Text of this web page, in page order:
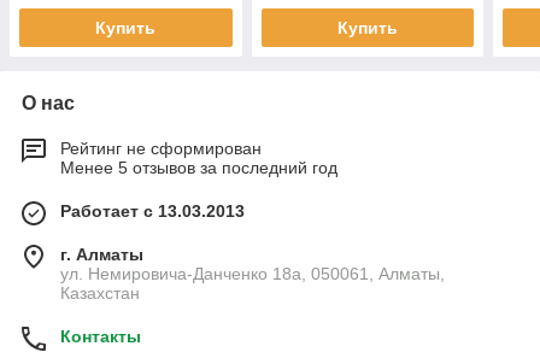
Купить Купить
О нас
Рейтинг не сформирован
Менее 5 отзывов за последний год
Работает с 13.03.2013
г. Алматы
ул. Немировича-Данченко 18а, 050061, Алматы,
Казахстан
Контакты